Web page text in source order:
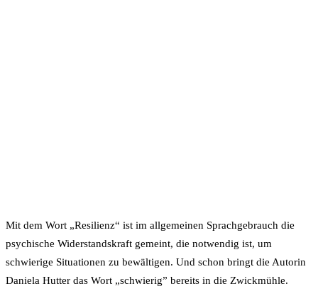
Mit dem Wort „Resilienz“ ist im allgemeinen Sprachgebrauch die
psychische Widerstandskraft gemeint, die notwendig ist, um
schwierige Situationen zu bewältigen. Und schon bringt die Autorin
Daniela Hutter das Wort „schwierig” bereits in die Zwickmühle.